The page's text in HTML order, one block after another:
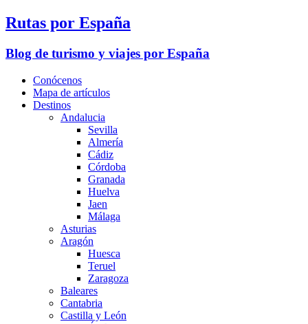
Rutas por España
Blog de turismo y viajes por España
Conócenos
Mapa de artículos
Destinos
Andalucia
Sevilla
Almería
Cádiz
Córdoba
Granada
Huelva
Jaen
Málaga
Asturias
Aragón
Huesca
Teruel
Zaragoza
Baleares
Cantabria
Castilla y León